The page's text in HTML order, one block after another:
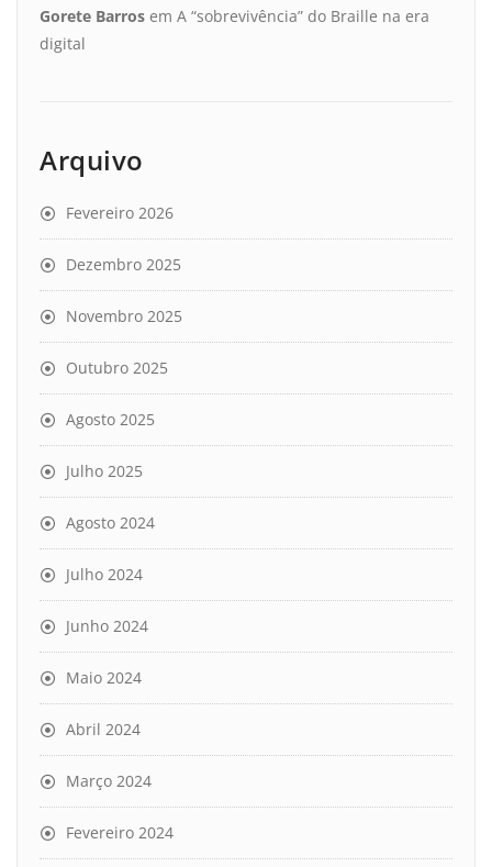
Gorete Barros em A “sobrevivência” do Braille na era
digital
Arquivo
Fevereiro 2026
Dezembro 2025
Novembro 2025
Outubro 2025
Agosto 2025
Julho 2025
Agosto 2024
Julho 2024
Junho 2024
Maio 2024
Abril 2024
Março 2024
Fevereiro 2024